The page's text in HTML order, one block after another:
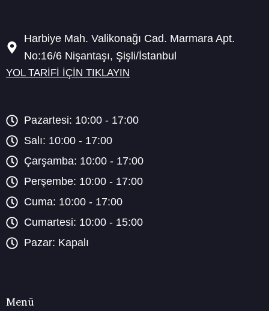
Harbiye Mah. Valikonağı Cad. Marmara Apt.
No:16/6 Nişantaşı, Şişli/İstanbul
YOL TARİFİ İÇİN TIKLAYIN
Pazartesi: 10:00 - 17:00
Salı: 10:00 - 17:00
Çarşamba: 10:00 - 17:00
Perşembe: 10:00 - 17:00
Cuma: 10:00 - 17:00
Cumartesi: 10:00 - 15:00
Pazar: Kapalı
Menü